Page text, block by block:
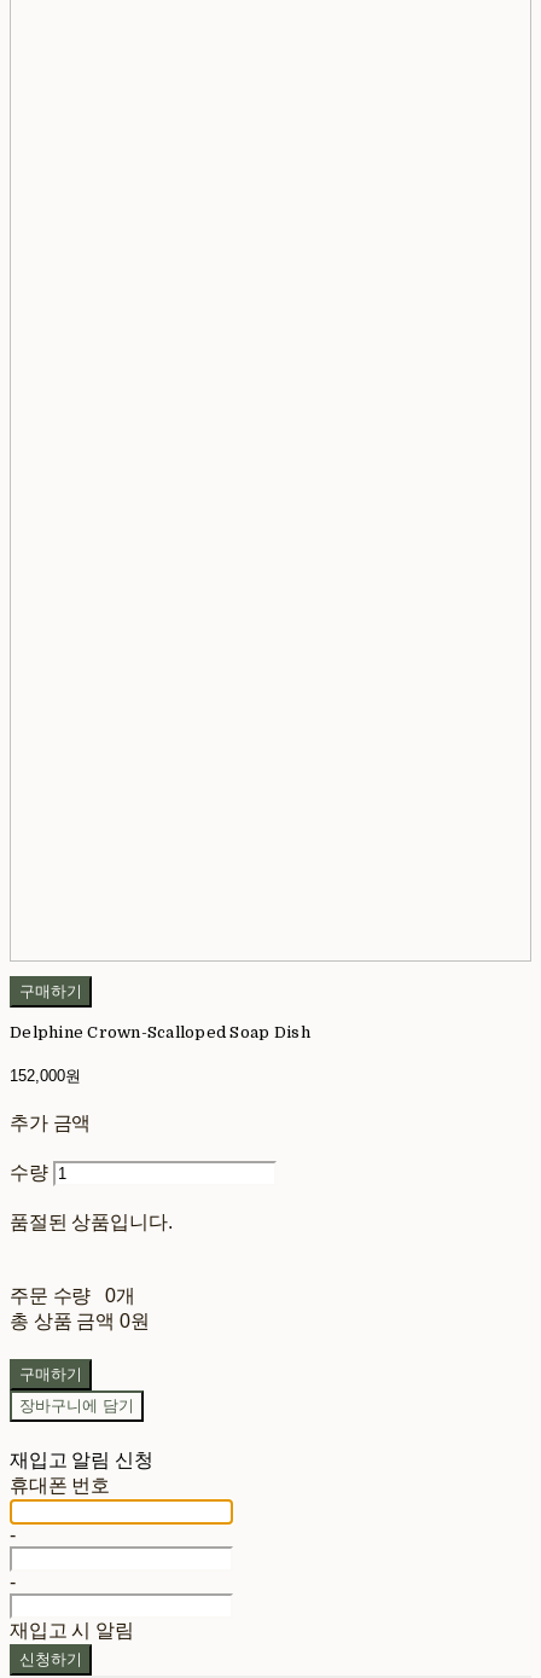
구매하기
Delphine Crown-Scalloped Soap Dish
152,000원
추가 금액
수량
품절된 상품입니다.
주문 수량
0개
총 상품 금액 0원
구매하기
장바구니에 담기
재입고 알림 신청
휴대폰 번호
-
-
재입고 시 알림
신청하기